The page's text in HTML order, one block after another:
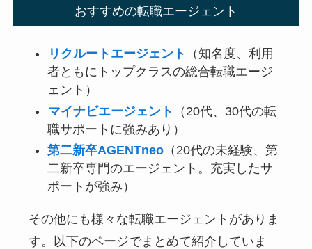
おすすめの転職エージェント
リクルートエージェント
（知名度、利用
者ともにトップクラスの総合転職エージ
ェント）
マイナビエージェント
（20代、30代の転
職サポートに強みあり）
第二新卒AGENTneo （20代の未経験、第
二新卒専門のエージェント。充実したサ
ポートが強み）
その他にも様々な転職エージェントがありま
す。以下のページでまとめて紹介していま